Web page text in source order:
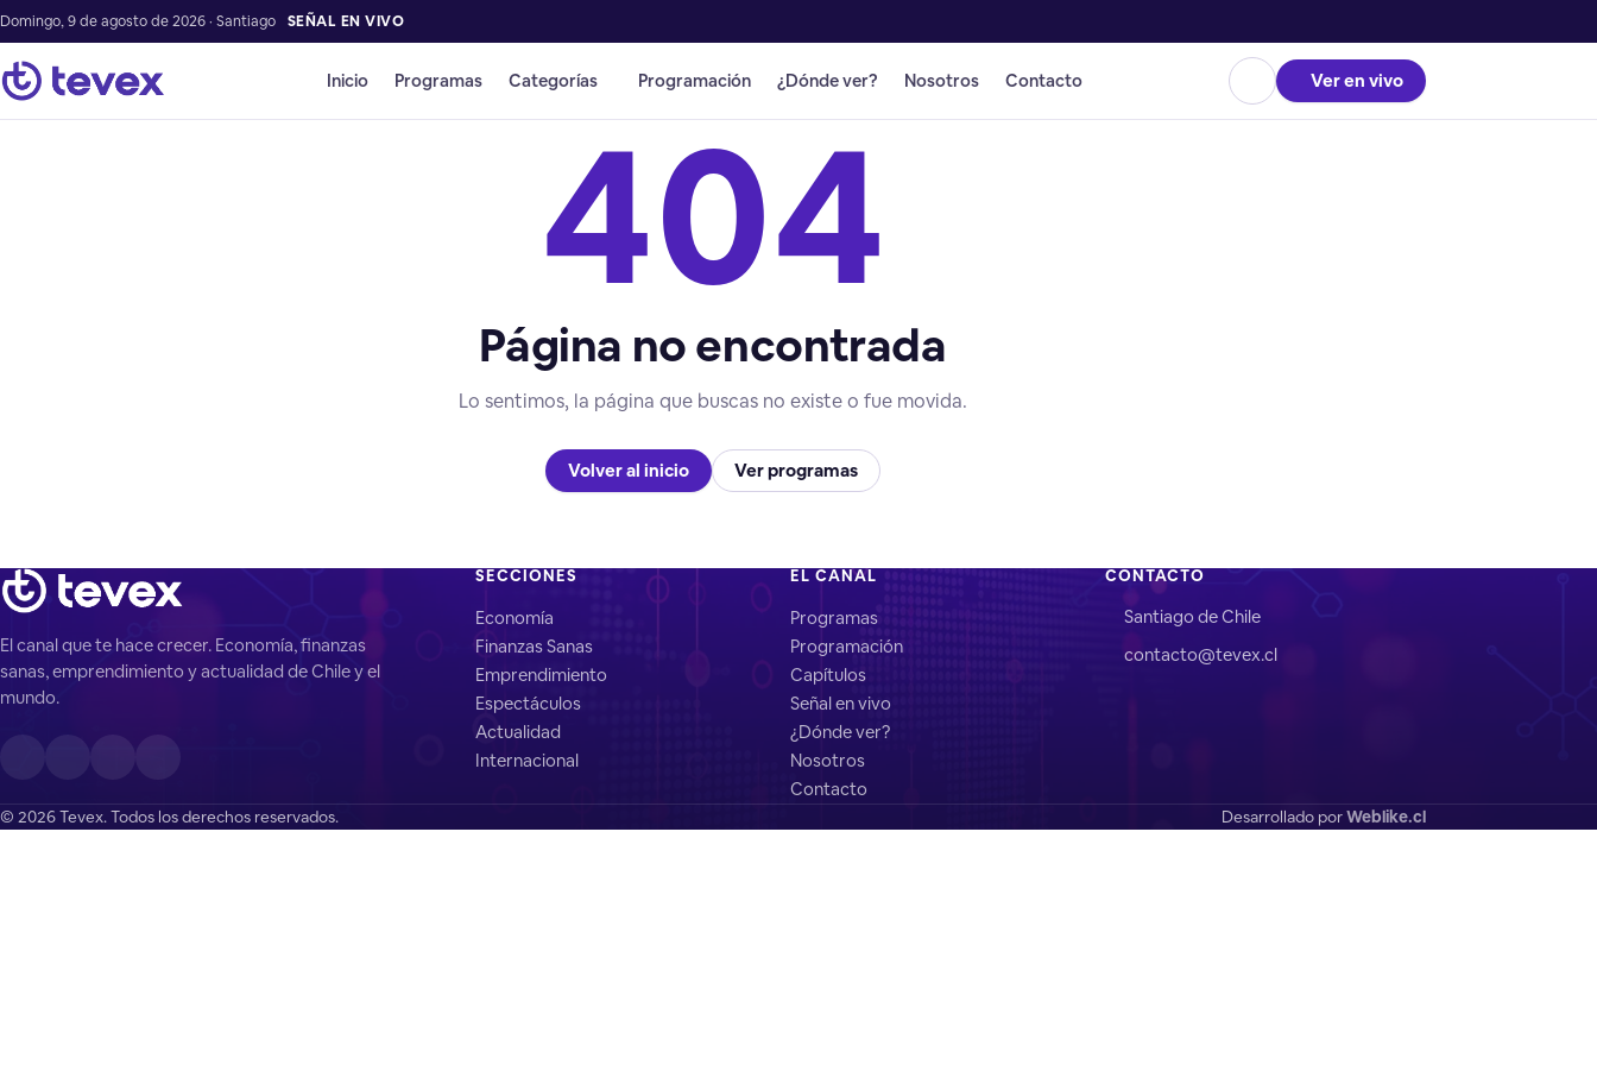
Domingo, 9 de agosto de 2026 · Santiago SEÑAL EN VIVO
Inicio Programas Categorías Programación ¿Dónde ver? Nosotros Contacto Ver en vivo
404
Página no encontrada
Lo sentimos, la página que buscas no existe o fue movida.
Volver al inicio Ver programas
El canal que te hace crecer. Economía, finanzas
sanas, emprendimiento y actualidad de Chile y el
mundo.
SECCIONES
Economía
Finanzas Sanas
Emprendimiento
Espectáculos
Actualidad
Internacional
EL CANAL
Programas
Programación
Capítulos
Señal en vivo
¿Dónde ver?
Nosotros
Contacto
CONTACTO
Santiago de Chile
contacto@tevex.cl
© 2026 Tevex. Todos los derechos reservados. Desarrollado porWeblike.cl